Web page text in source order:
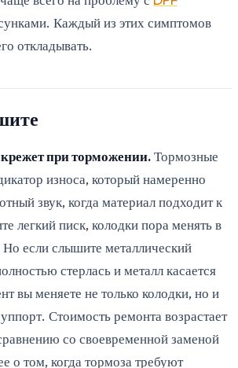
Каждый из этих симптомов
откладывать.
при торможении.Тормозные
износа, который намеренно
звук, когда материал подходит к
легкий писк, колодки пора менять в
если слышите металлический
стерлась и металл касается
вы меняете не только колодки, но и
Стоимость ремонта возрастает
со своевременной заменой
о том, когда тормоза требуют